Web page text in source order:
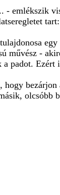
- emlékszik
művész -
padot. Ezért
hogy
olcsóbb